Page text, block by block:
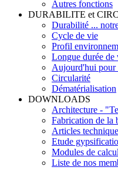
Autres fonctions
DURABILITE et
Durabilité ...
Cycle de vie
Profil
Longue durée de
Aujourd'hui pour
Circularité
Dématérialisation
DOWNLOADS
Architecture -
Fabrication de la
Articles
Etude
Modules de calcul
Liste de nos